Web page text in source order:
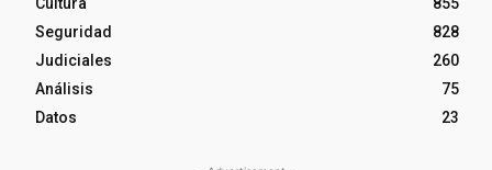
Seguridad
828
Judiciales
260
Análisis
75
Datos
23